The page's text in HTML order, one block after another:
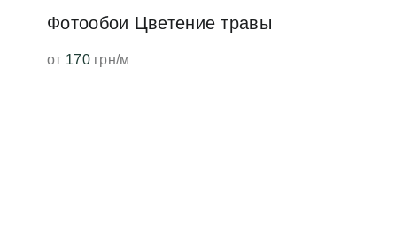
Фотообои Цветение травы
от 170грн/м